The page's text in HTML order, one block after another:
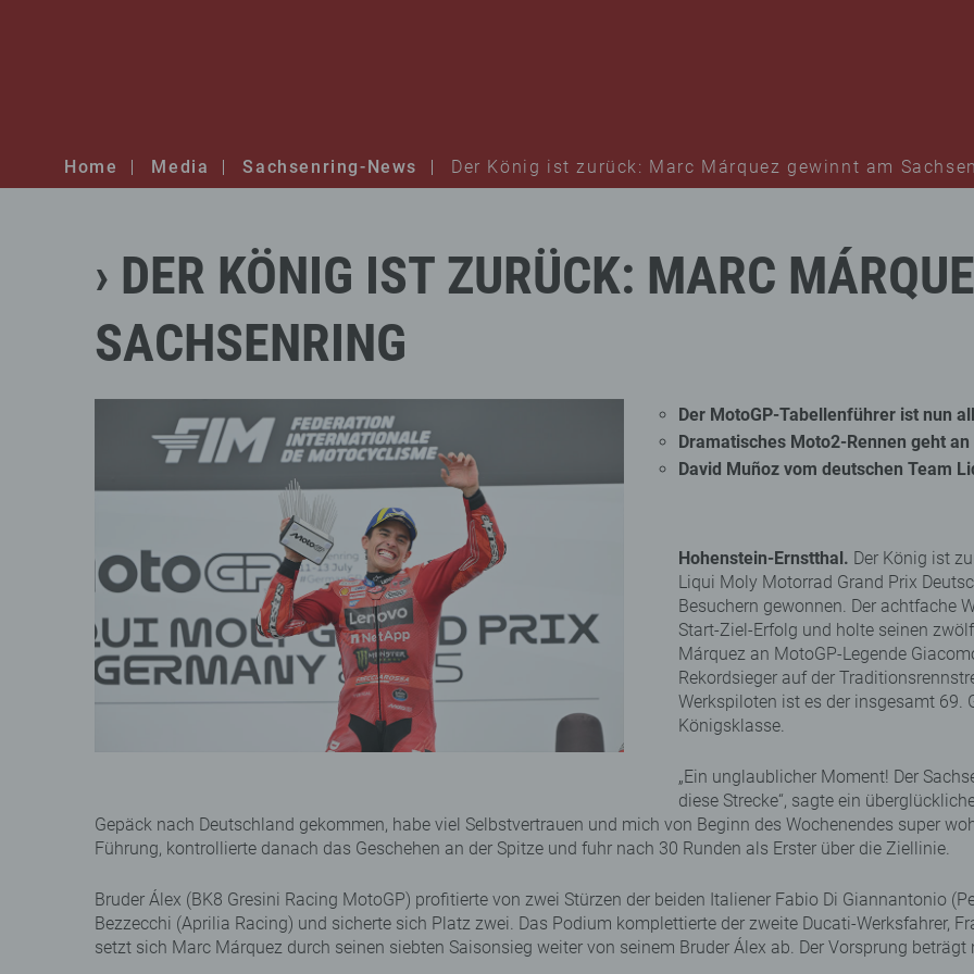
Home Media Sachsenring-News Der König ist zurück: Marc Márquez gewinnt am
DER KÖNIG IST ZURÜCK: MARC
SACHSENRING
Der MotoGP-Tabellenführer ist nun
Dramatisches Moto2-Rennen geht an
David Muñoz vom deutschen Team
Hohenstein-Ernstthal. Der König ist
Liqui Moly Motorrad Grand Prix
Besuchern gewonnen. Der achtfache
Start-Ziel-Erfolg und holte seinen
Márquez an MotoGP-Legende
Rekordsieger auf der
Werkspiloten ist es der insgesamt 69.
Königsklasse.
„Ein unglaublicher Moment! Der
diese Strecke“, sagte ein
Gepäck nach Deutschland gekommen, habe viel Selbstvertrauen und mich von Beginn des Wochenendes super
Führung, kontrollierte danach das Geschehen an der Spitze und fuhr nach 30 Runden als Erster über die Ziellinie.
Bruder Álex (BK8 Gresini Racing MotoGP) profitierte von zwei Stürzen der beiden Italiener Fabio Di Giannantonio
Bezzecchi (Aprilia Racing) und sicherte sich Platz zwei. Das Podium komplettierte der zweite Ducati-Werksfahrer,
setzt sich Marc Márquez durch seinen siebten Saisonsieg weiter von seinem Bruder Álex ab. Der Vorsprung beträgt